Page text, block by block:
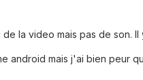
la video mais pas de son.
android mais j'ai bien peur